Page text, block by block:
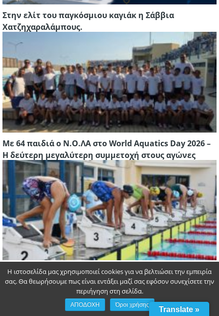
Στην ελίτ του παγκόσμιου καγιάκ η Σάββια
Χατζηχαραλάμπους.
Με 64 παιδιά ο Ν.Ο.ΛΑ στο World Aquatics Day 2026 –
Η δεύτερη μεγαλύτερη συμμετοχή στους αγώνες
Tα βλέμματα στρέφονται και πάλι στο Ολυμπιακό
Κολυμβητήριο Λάρνακας για τα Παγκύπρια
Πρωταθλήματα Κατηγοριών
Translate »
Η ιστοσελίδα μας χρησιμοποιεί cookies για να βελτιώσει την εμπειρία
σας. Θα θεωρήσουμε πως είναι εντάξει μαζί σας εφόσον συνεχίσετε την
περιήγηση στη σελίδα.
ΑΠΟΔΟΧΗ Όροι χρήσης